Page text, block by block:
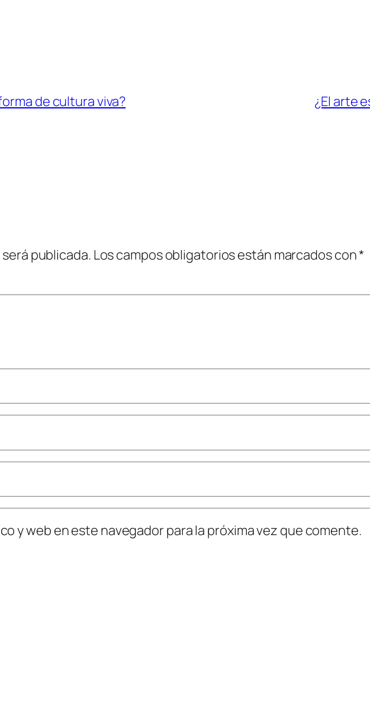
de cultura viva? ¿El arte
publicada. Los campos obligatorios están marcados con*
y web en este navegador para la próxima vez que comente.